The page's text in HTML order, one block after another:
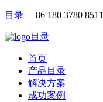
目录 +86 180 3780 8511
目录
首页
产品目录
解决方案
成功案例